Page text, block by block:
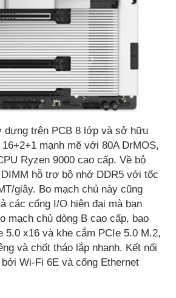
dựng trên PCB 8 lớp và sở hữu
mạnh mẽ với 80A DrMOS,
Ryzen 9000 cao cấp. Về bộ
hỗ trợ bộ nhớ DDR5 với tốc
giây. Bo mạch chủ này cũng
các cổng I/O hiện đại mà bạn
mạch chủ dòng B cao cấp, bao
5.0 x16 và khe cắm PCIe 5.0 M.2,
và chốt tháo lắp nhanh. Kết nối
Wi-Fi 6E và cổng Ethernet